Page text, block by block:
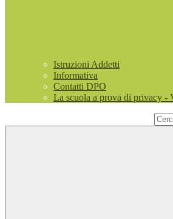
Istruzioni Addetti
Informativa
Contatti DPO
La scuola a prova di privacy -